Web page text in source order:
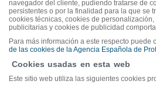
navegador del cliente, pudiendo tratarse de
persistentes o por la finalidad para la que se
cookies técnicas, cookies de
publicitarias y cookies de publicidad
Para más información a este respecto puede
de las cookies de la Agencia Española de
Cookies usadas en esta web
Este sitio web utiliza las siguientes cookies